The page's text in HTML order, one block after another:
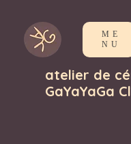
ME
NU
atelier de
GaYaYaGa